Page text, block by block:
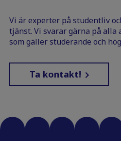
Vi är experter på studentliv
tjänst. Vi svarar gärna på alla
som gäller studerande och
Ta kontakt!